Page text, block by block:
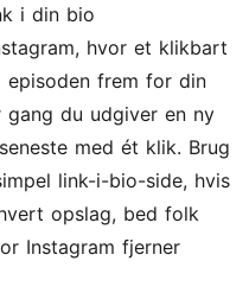
i din bio
hvor et klikbart
frem for din
du udgiver en ny
med ét klik. Brug
link-i-bio-side, hvis
opslag, bed folk
Instagram fjerner